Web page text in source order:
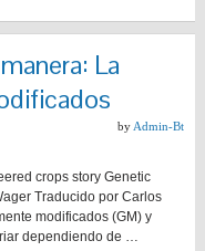
La
by Admin-Bt
crops story Genetic
Traducido por Carlos
modificados (GM) y
dependiendo de …